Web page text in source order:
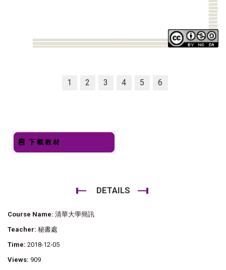
1 2 3 4 5 6
下載教材
DETAILS
Course Name: 清華大學簡訊
Teacher: 秘書處
Time: 2018-12-05
Views: 909